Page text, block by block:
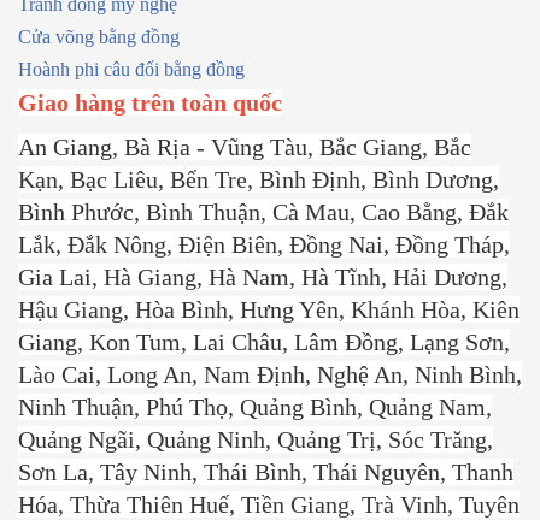
Tranh đồng mỹ nghệ
Cửa võng bằng đồng
Hoành phi câu đối bằng đồng
Giao hàng trên toàn quốc
An Giang, Bà Rịa - Vũng Tàu, Bắc Giang, Bắc
Kạn, Bạc Liêu, Bến Tre, Bình Định, Bình Dương,
Bình Phước, Bình Thuận, Cà Mau, Cao Bằng, Đắk
Lắk, Đắk Nông, Điện Biên, Đồng Nai, Đồng Tháp,
Gia Lai, Hà Giang, Hà Nam, Hà Tĩnh, Hải Dương,
Hậu Giang, Hòa Bình, Hưng Yên, Khánh Hòa, Kiên
Giang, Kon Tum, Lai Châu, Lâm Đồng, Lạng Sơn,
Lào Cai, Long An, Nam Định, Nghệ An, Ninh Bình,
Ninh Thuận, Phú Thọ, Quảng Bình, Quảng Nam,
Quảng Ngãi, Quảng Ninh, Quảng Trị, Sóc Trăng,
Sơn La, Tây Ninh, Thái Bình, Thái Nguyên, Thanh
Hóa, Thừa Thiên Huế, Tiền Giang, Trà Vinh, Tuyên